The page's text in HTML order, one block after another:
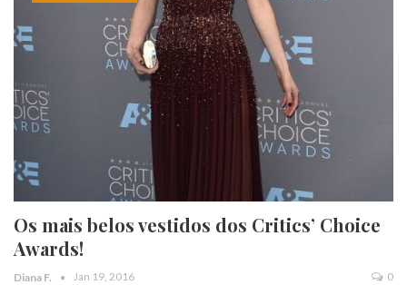
Os mais belos vestidos dos Critics’ Choice
Awards!
Diana F. Jan 19, 2016 0